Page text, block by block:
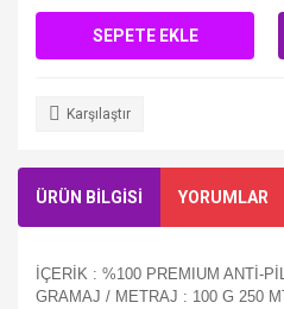
SEPETE EKLE
Karşılaştır
ÜRÜN BİLGİSİ YORUMLAR
İÇERİK : %100 PREMIUM ANTİ-
GRAMAJ / METRAJ : 100 G 250